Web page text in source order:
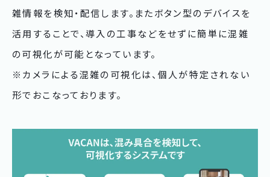
雑情報を検知・配信します。またボタン型のデバイスを
活用することで、導入の工事などをせずに簡単に混雑
の可視化が可能となっています。
※カメラによる混雑の可視化は、個人が特定されない
形でおこなっております。